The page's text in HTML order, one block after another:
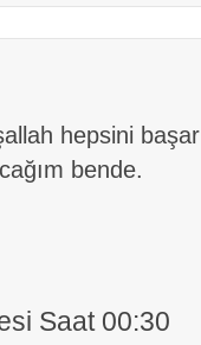
hepsini
bende.
Saat 00:30